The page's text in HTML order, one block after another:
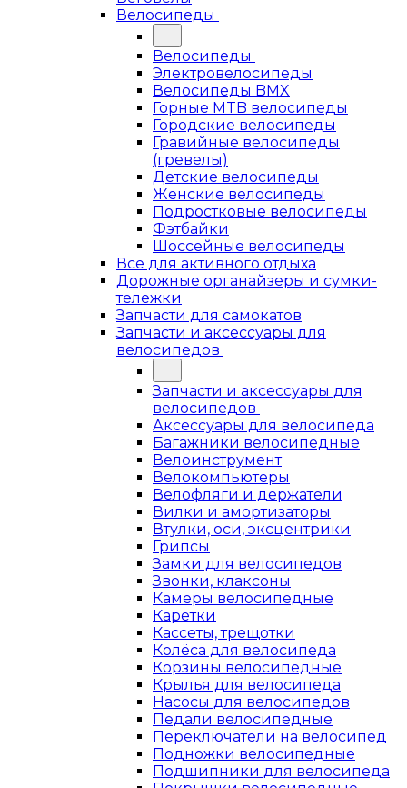
Велосипеды
Велосипеды
Электровелосипеды
Велосипеды BMX
Горные MTB велосипеды
Городские велосипеды
Гравийные велосипеды
(гревелы)
Детские велосипеды
Женские велосипеды
Подростковые велосипеды
Фэтбайки
Шоссейные велосипеды
Все для активного отдыха
Дорожные органайзеры и сумки-
тележки
Запчасти для самокатов
Запчасти и аксессуары для
велосипедов
Запчасти и аксессуары для
велосипедов
Аксессуары для велосипеда
Багажники велосипедные
Велоинструмент
Велокомпьютеры
Велофляги и держатели
Вилки и амортизаторы
Втулки, оси, эксцентрики
Грипсы
Замки для велосипедов
Звонки, клаксоны
Камеры велосипедные
Каретки
Кассеты, трещотки
Колёса для велосипеда
Корзины велосипедные
Крылья для велосипеда
Насосы для велосипедов
Педали велосипедные
Переключатели на велосипед
Подножки велосипедные
Подшипники для велосипеда